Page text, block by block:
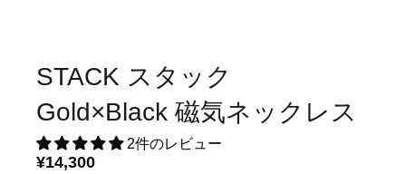
STACK スタック
Gold×Black 磁気ネックレス
2件のレビュー
¥14,300